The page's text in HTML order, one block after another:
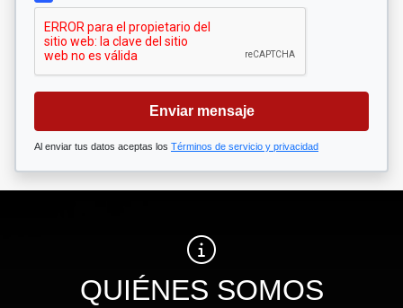
Enviar mensaje
Al enviar tus datos aceptas los Términos de servicio y privacidad
QUIÉNES SOMOS